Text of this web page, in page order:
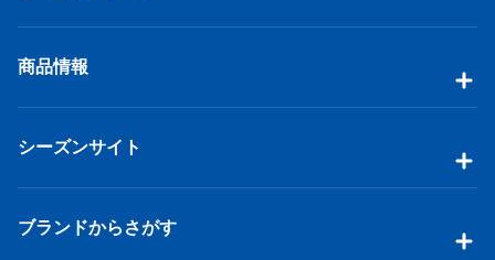
商品情報
シーズンサイト
ブランドからさがす